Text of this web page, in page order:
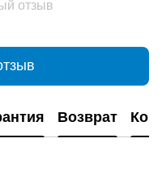
отзыв
Возврат